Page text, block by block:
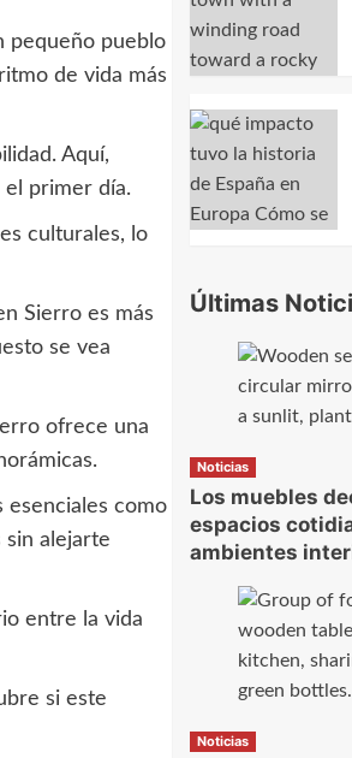
pequeño pueblo
de vida más
Aquí,
primer día.
culturales, lo
Sierro es más
se vea
ofrece una
esenciales como
sin alejarte
entre la vida
si este
Últimas
Noticias
Los muebles
espacios
ambientes
Noticias